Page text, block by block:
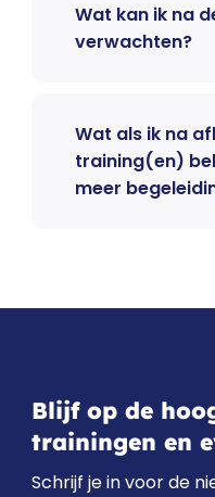
Wat kan ik na
verwachten?
Wat als ik na
training(en)
meer
Blijf op de
trainingen en
Schrijf je in voor de